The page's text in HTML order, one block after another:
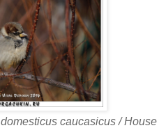
caucasicus / House